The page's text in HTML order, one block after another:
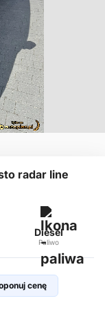
radar line
Diesel
Paliwo
cenę